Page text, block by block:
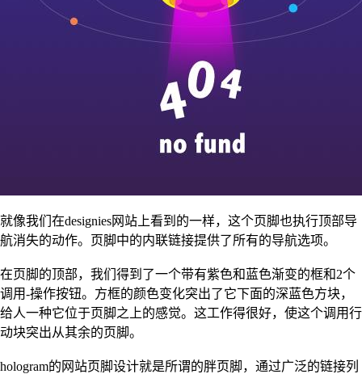
就像我们在designies网站上看到的一样，这个页脚也执行顶部导
航消失的动作。页脚中的内联链接提供了所有的导航选项。
在页脚的顶部，我们得到了一个带有紫色和蓝色渐变的框和2个
调用-操作按钮。方框的颜色变化突出了它下面的深蓝色方块，
给人一种它位于页脚之上的感觉。这工作得很好，使这个调用行
动块突出从其余的页脚。
hologram的网站页脚设计就是所谓的胖页脚，通过广泛的链接列